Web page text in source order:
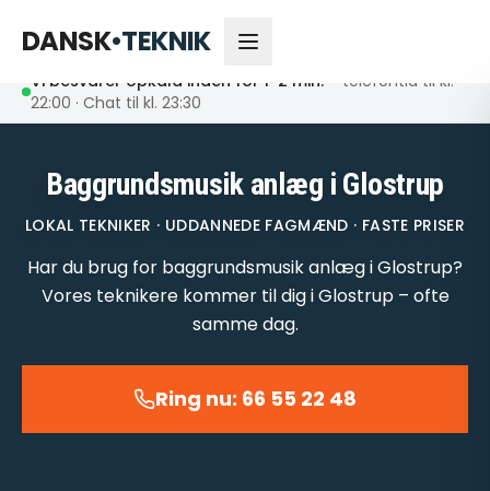
DANSK•TEKNIK
Åbent nu
Vi besvarer opkald inden for 1-2 min. – telefontid til kl.
22:00 · Chat til kl. 23:30
Baggrundsmusik anlæg i Glostrup
LOKAL TEKNIKER · UDDANNEDE FAGMÆND · FASTE PRISER
Har du brug for baggrundsmusik anlæg i Glostrup?
Vores teknikere kommer til dig i Glostrup – ofte
samme dag.
Ring nu: 66 55 22 48